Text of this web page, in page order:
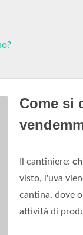
Come si
Il cantiniere:
visto, l'uva
cantina, dove
attività di